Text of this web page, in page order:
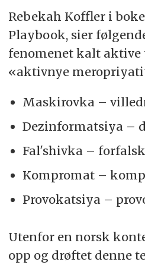
Rebekah Koffler i
Playbook, sier
fenomenet kalt
«aktivnye
Maskirovka –
Dezinformatsiya –
Fal'shivka –
Kompromat –
Provokatsiya –
Utenfor en norsk
opp og drøftet denne